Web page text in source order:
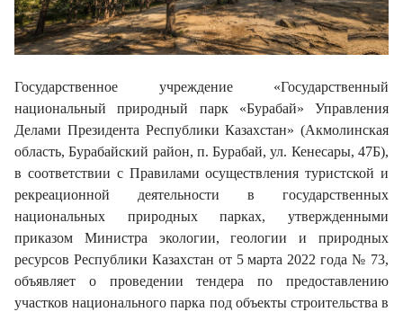
Контакты
Версия для слабовидящих
Государственное учреждение «Государственный
национальный природный парк «Бурабай» Управления
Делами Президента Республики Казахстан» (Акмолинская
область, Бурабайский район, п. Бурабай, ул. Кенесары, 47Б),
в соответствии с Правилами осуществления туристской и
рекреационной деятельности в государственных
национальных природных парках, утвержденными
приказом Министра экологии, геологии и природных
ресурсов Республики Казахстан от 5 марта 2022 года № 73,
объявляет о проведении тендера по предоставлению
участков национального парка под объекты строительства в